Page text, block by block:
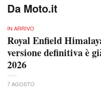
Da Moto.it
IN ARRIVO
Royal Enfield
versione definitiva è
2026
7 AGOSTO